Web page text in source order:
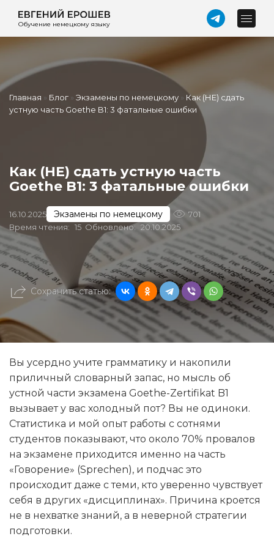
Обучение немецкому языку
Главная » Блог » Экзамены по немецкому » Как (НЕ) сдать
устную часть Goethe B1: 3 фатальные ошибки
Как (НЕ) сдать устную часть
Goethe B1: 3 фатальные ошибки
16.10.2025 Экзамены по немецкому
701
Время чтения: 15 Обновлено: 20.10.2025
Сохранить статью:
Вы усердно учите грамматику и накопили
приличный словарный запас, но мысль об
устной части экзамена Goethe-Zertifikat B1
вызывает у вас холодный пот? Вы не одиноки.
Статистика и мой опыт работы с сотнями
студентов показывают, что около 70% провалов
на экзамене приходится именно на часть
«Говорение» (Sprechen), и подчас это
происходит даже с теми, кто уверенно чувствует
себя в других «дисциплинах». Причина кроется
не в нехватке знаний, а в неверной стратегии
подготовки.